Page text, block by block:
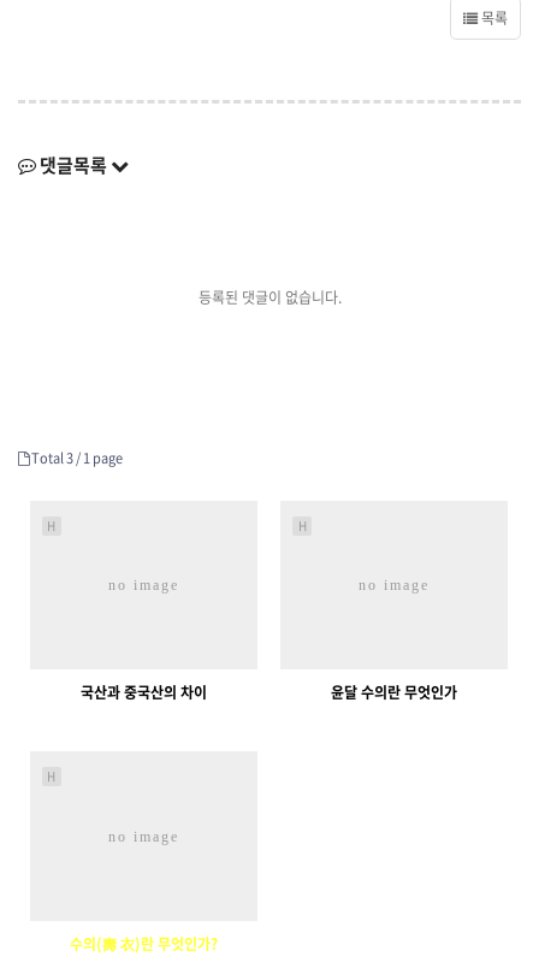
목록
댓글목록
등록된 댓글이 없습니다.
Total 3 /1 page
H
no image
국산과 중국산의 차이
H
no image
윤달 수의란 무엇인가
H
no image
수의(壽 衣)란 무엇인가?